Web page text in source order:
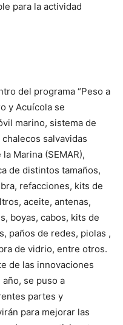
para la actividad
del programa “Peso a
y Acuícola se
marino, sistema de
salvavidas
Marina (SEMAR),
de distintos tamaños,
refacciones, kits de
aceite, antenas,
boyas, cabos, kits de
paños de redes, piolas ,
de vidrio, entre otros.
de las innovaciones
se puso a
partes y
para mejorar las